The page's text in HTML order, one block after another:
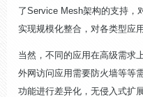
了Service Mesh架构的支持，
实现规模化整合，对各类型应
当然，不同的应用在高级需求
外网访问应用需要防火墙等等
功能进行差异化，无侵入式扩展